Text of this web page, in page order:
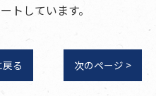
トしています。
る 次のページ >